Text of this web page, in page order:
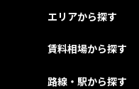
エリアから探す
賃料相場から探す
路線・駅から探す